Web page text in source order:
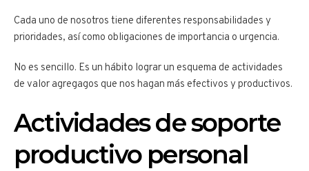
Cada uno de nosotros tiene diferentes responsabilidades y
prioridades, así como obligaciones de importancia o urgencia.
No es sencillo. Es un hábito lograr un esquema de actividades
de valor agregagos que nos hagan más efectivos y productivos.
Actividades de soporte
productivo personal